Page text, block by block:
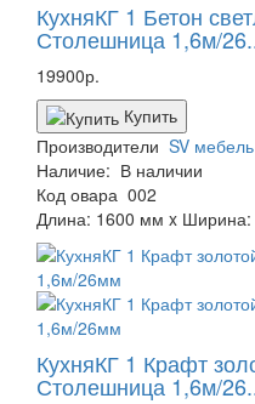
КухняКГ 1 Бетон
Столешница 1,6м/
19900р.
Купить
Производители SV мебель
Наличие: В наличии
Код овара 002
Длина: 1600 мм x
КухняКГ 1 Крафт
Столешница 1,6м/